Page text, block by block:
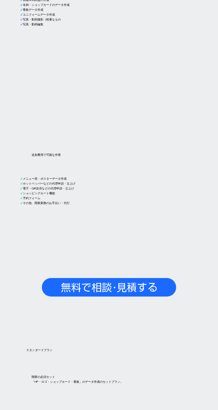
✓名刺・ショップカードのデータ作成
✓看板データ作成
✓ユニフォームデータ作成
✓写真・動画撮影（軽量なもの
✓写真・動画編集
追加費用で可能な作業
✓メニュー表・ポスターデータ作成
✓ホットペッパーなどの代理申請・立上げ
✓電子・QR決済などの代理申請・立上げ
✓ショッピングカート機能
✓予約フォーム
✓その他、開業業務のお手伝い・代行
無料で相談･見積する
​スタンダードプラン
開業の必須セット
​「HP・ロゴ・ショップカード・看板」のデータ作成のセットプラン。